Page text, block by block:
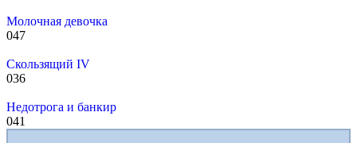
Молочная девочка
047
Скользящий IV
036
Недотрога и банкир
041